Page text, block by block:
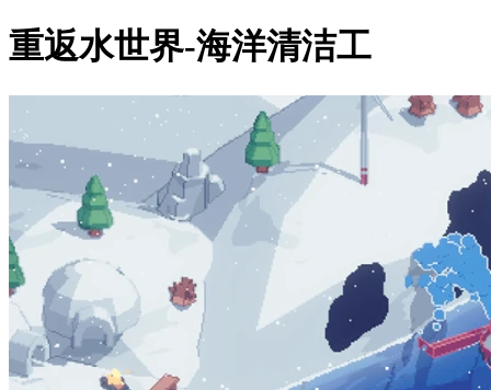
重返水世界-海洋清洁工